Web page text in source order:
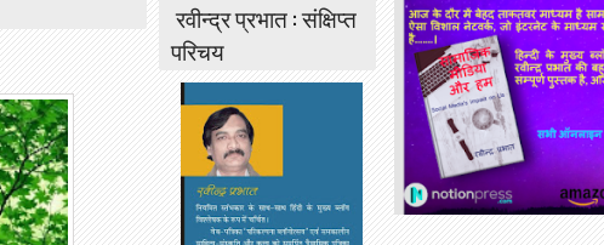
रवीन्द्र प्रभात : संक्षिप्त
परिचय